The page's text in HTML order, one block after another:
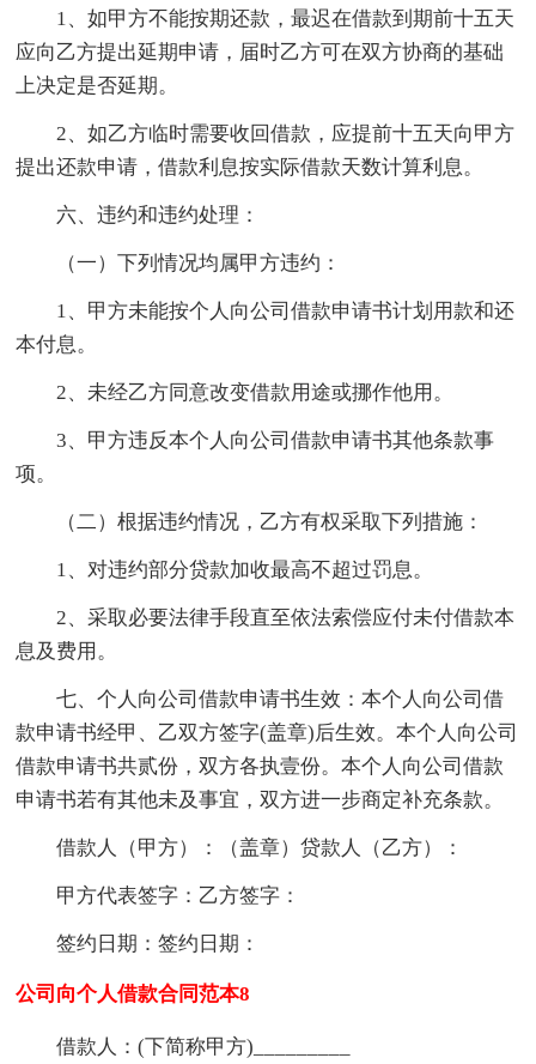
1、如甲方不能按期还款，最迟在借款到期前十五天
应向乙方提出延期申请，届时乙方可在双方协商的基础
上决定是否延期。
2、如乙方临时需要收回借款，应提前十五天向甲方
提出还款申请，借款利息按实际借款天数计算利息。
六、违约和违约处理：
（一）下列情况均属甲方违约：
1、甲方未能按个人向公司借款申请书计划用款和还
本付息。
2、未经乙方同意改变借款用途或挪作他用。
3、甲方违反本个人向公司借款申请书其他条款事
项。
（二）根据违约情况，乙方有权采取下列措施：
1、对违约部分贷款加收最高不超过罚息。
2、采取必要法律手段直至依法索偿应付未付借款本
息及费用。
七、个人向公司借款申请书生效：本个人向公司借
款申请书经甲、乙双方签字(盖章)后生效。本个人向公司
借款申请书共贰份，双方各执壹份。本个人向公司借款
申请书若有其他未及事宜，双方进一步商定补充条款。
借款人（甲方）：（盖章）贷款人（乙方）：
甲方代表签字：乙方签字：
签约日期：签约日期：
公司向个人借款合同范本8
借款人：(下简称甲方)_________